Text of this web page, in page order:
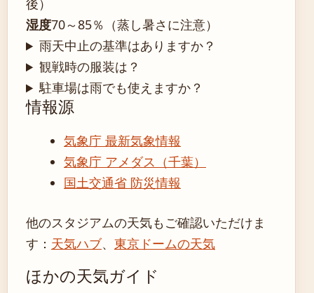
後）
湿度70～85％（蒸し暑さに注意）
雨天中止の基準はありますか？
観戦時の服装は？
駐車場は雨でも使えますか？
情報源
気象庁 最新気象情報
気象庁 アメダス（千葉）
国土交通省 防災情報
他のスタジアムの天気もご確認いただけま
す： 天気ハブ、 東京ドームの天気
ほかの天気ガイド